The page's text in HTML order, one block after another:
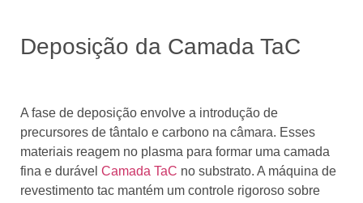
Deposição da Camada TaC
A fase de deposição envolve a introdução de
precursores de tântalo e carbono na câmara. Esses
materiais reagem no plasma para formar uma camada
fina e durável Camada TaC no substrato. A máquina de
revestimento tac mantém um controle rigoroso sobre